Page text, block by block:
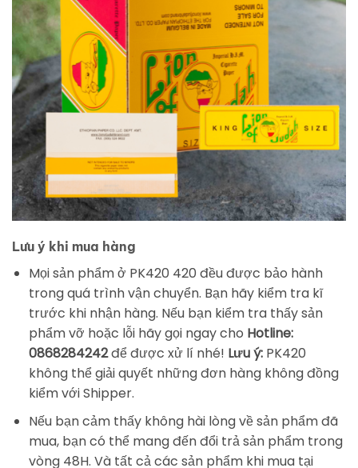
Lưu ý khi mua hàng
Mọi sản phẩm ở PK420 420 đều được bảo hành
trong quá trình vận chuyển. Bạn hãy kiểm tra kĩ
trước khi nhận hàng. Nếu bạn kiểm tra thấy sản
phẩm vỡ hoặc lỗi hãy gọi ngay cho Hotline:
0868284242để được xử lí nhé! Lưu ý:PK420
không thể giải quyết những đơn hàng không đồng
kiểm với Shipper.
Nếu bạn cảm thấy không hài lòng về sản phẩm đã
mua, bạn có thể mang đến đổi trả sản phẩm trong
vòng 48H. Và tất cả các sản phẩm khi mua tại